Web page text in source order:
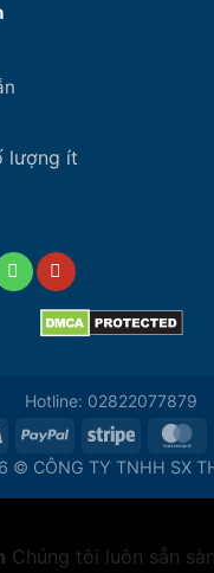
lượng ít
Hotline: 02822077879
© CÔNG TY TNHH SX
Chúng tôi luôn sẵn